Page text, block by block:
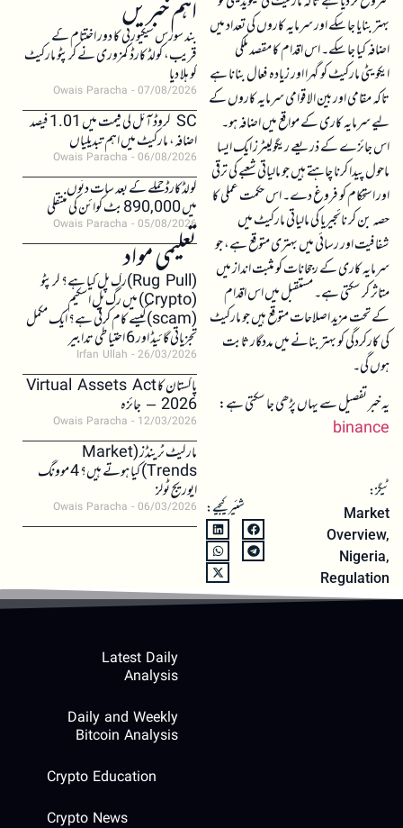
بہتر بنایا جا سکے اور سرمایہ کاروں کی تعداد میں
اضافہ کیا جا سکے۔ اس اقدام کا مقصد ملکی
ایکویٹی مارکیٹ کو گہرا اور زیادہ فعال بنانا ہے
تاکہ مقامی اور بین الاقوامی سرمایہ کاروں کے
لیے سرمایہ کاری کے مواقع میں اضافہ ہو۔
اس جائزے کے ذریعے ریگولیٹرز ایک ایسا
ماحول پیدا کرنا چاہتے ہیں جو مالیاتی شعبے کی ترقی
اور استحکام کو فروغ دے۔ اس حکمت عملی کا
حصہ بن کر نائجیریا کی مالیاتی مارکیٹ میں
شفافیت اور رسائی میں بہتری متوقع ہے، جو
سرمایہ کاری کے رجحانات کو مثبت انداز میں
متاثر کر سکتی ہے۔ مستقبل میں اس اقدام
کے تحت مزید اصلاحات متوقع ہیں جو مارکیٹ
کی کارکردگی کو بہتر بنانے میں مددگار ثابت
ہوں گی۔
یہ خبر تفصیل سے یہاں پڑھی جا سکتی ہے:
binance
ٹیگز:
Market
Overview,
Nigeria,
Regulation
شئیر کیجیے:
اہم خبریں
بند سورس سیکیورٹی کا دور اختتام کے
قریب، کولڈ کارڈ کمزوری نے کرپٹو مارکیٹ
کو ہلا دیا
Owais Paracha 07/08/2026
SC کروڈ آئل کی قیمت میں 1.01 فیصد
اضافہ، مارکیٹ میں اہم تبدیلیاں
Owais Paracha 06/08/2026
کولڈکارڈ حملے کے بعد سات دنوں
میں 890,000 بٹ کوائن کی منتقلی
Owais Paracha 05/08/2026
تعلیمی مواد(Rug Pull)رگ پل کیا ہے؟ کرپٹو
(Crypto) میں رگ پل اسکیم
(scam)کیسے کام کرتی ہے؟ ایک مکمل
تجزیاتی گائیڈ اور 6 احتیاطی تدابیر
Irfan Ullah 26/03/2026
پاکستان کا Virtual Assets Act
2026 – جائزہ
Owais Paracha 12/03/2026
مارکیٹ ٹرینڈز (Market
Trends) کیا ہوتے ہیں؟ 4 موونگ
ایوریج ٹولز
Owais Paracha 06/03/2026
Latest Daily
Analysis
Daily and Weekly
Bitcoin Analysis
Crypto Education
Crypto News